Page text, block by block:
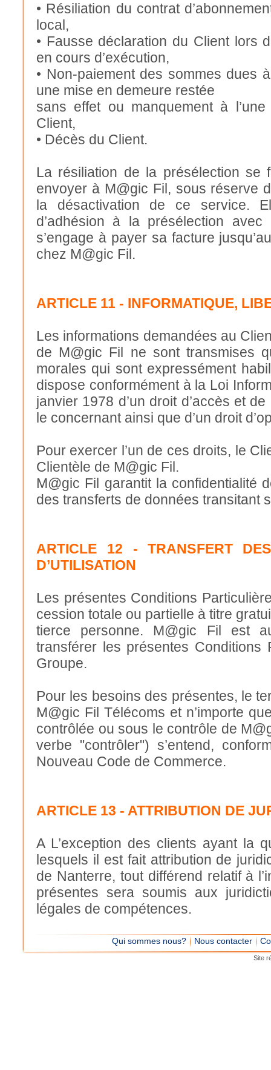
• Résiliation du contrat
local,
• Fausse déclaration du Client lors
en cours d’exécution,
• Non-paiement des sommes dues
une mise en demeure restée
sans effet ou manquement à
Client,
• Décès du Client.
La résiliation de la présélection se
envoyer à M@gic Fil, sous réserve
la désactivation de ce service.
d’adhésion à la présélection
s’engage à payer sa facture
chez M@gic Fil.
ARTICLE 11 - INFORMATIQUE,
Les informations demandées au
de M@gic Fil ne sont transmises
morales qui sont expressément
dispose conformément à la Loi
janvier 1978 d’un droit d’accès et
le concernant ainsi que d’un droit
Pour exercer l’un de ces droits, le
Clientèle de M@gic Fil.
M@gic Fil garantit la confidentialité
des transferts de données transitant
ARTICLE 12 - TRANSFERT
D’UTILISATION
Les présentes Conditions
cession totale ou partielle à titre
tierce personne. M@gic Fil est
transférer les présentes Conditions
Groupe.
Pour les besoins des présentes, le
M@gic Fil Télécoms et n’importe
contrôlée ou sous le contrôle de
verbe "contrôler") s’entend,
Nouveau Code de Commerce.
ARTICLE 13 - ATTRIBUTION DE
A L’exception des clients ayant la
lesquels il est fait attribution de
de Nanterre, tout différend relatif à
présentes sera soumis aux
légales de compétences.
Qui sommes nous? Nous contacter
Site